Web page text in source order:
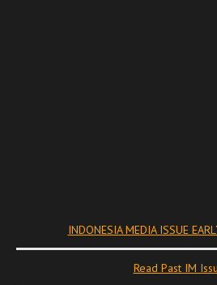
INDONESIA MEDIA ISSUE
Read Past IM